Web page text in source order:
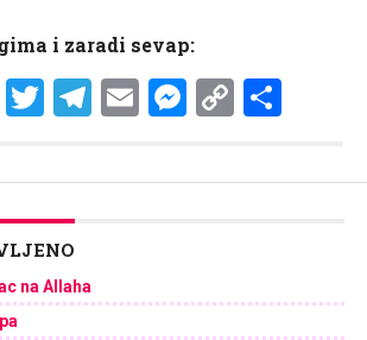
i zaradi sevap:
Twitter
Telegram
EmailCopy
na Allaha